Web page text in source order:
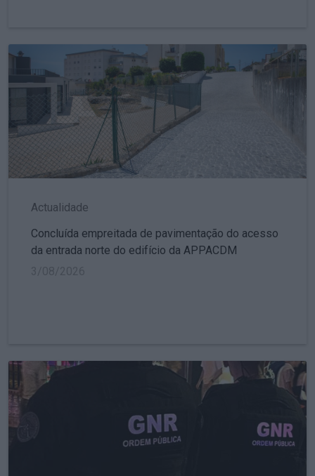
Actualidade
Concluída empreitada de pavimentação do acesso
da entrada norte do edifício da APPACDM